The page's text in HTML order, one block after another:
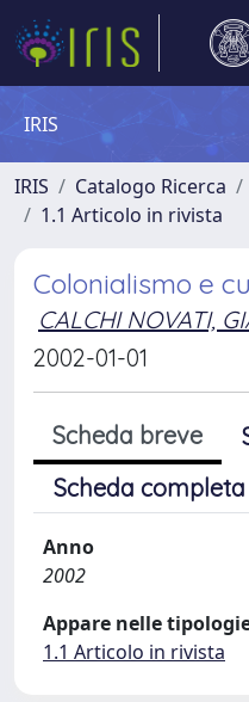
IRIS
IRIS Catalogo Ricerca
1.1 Articolo in rivista
Colonialismo e
CALCHI NOVATI,
2002-01-01
Scheda breve
Scheda completa
Anno
2002
Appare nelle
1.1 Articolo in rivista